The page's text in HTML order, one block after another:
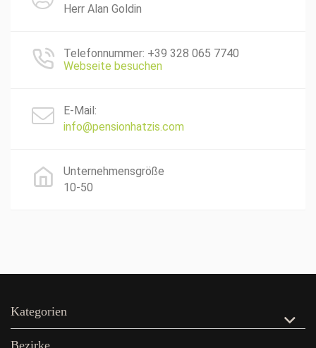
Herr Alan Goldin
Telefonnummer: +39 328 065 7740
Webseite besuchen
E-Mail:
info@pensionhatzis.com
Unternehmensgröße
10-50
Kategorien
Bezirke